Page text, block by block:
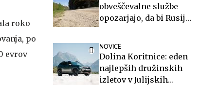
roko
po
evrov
obveščevalne službe
opozarjajo, da bi Rusija
NOVICE
Dolina Koritnice: eden
najlepših družinskih
izletov v Julijskih